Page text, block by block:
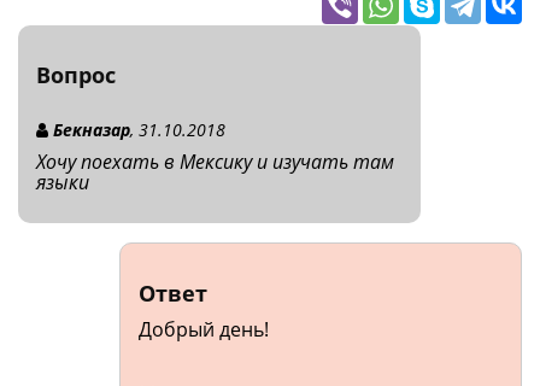
Вопрос
Бекназар, 31.10.2018
Хочу поехать в Мексику и изучать там
языки
Ответ
Добрый день!